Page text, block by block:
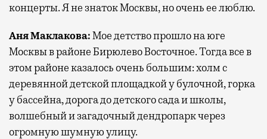
концерты. Я не знаток Москвы, но очень ее люблю.
Аня Маклакова:Мое детство прошло на юге
Москвы в районе Бирюлево Восточное. Тогда все в
этом районе казалось очень большим: холм с
деревянной детской площадкой у булочной, горка
у бассейна, дорога до детского сада и школы,
волшебный и загадочный дендропарк через
огромную шумную улицу.